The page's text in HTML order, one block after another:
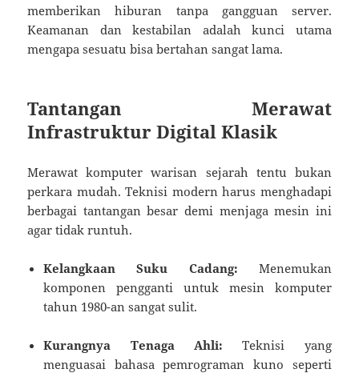
memberikan hiburan tanpa gangguan server.
Keamanan dan kestabilan adalah kunci utama
mengapa sesuatu bisa bertahan sangat lama.
Tantangan Merawat
Infrastruktur Digital Klasik
Merawat komputer warisan sejarah tentu bukan
perkara mudah. Teknisi modern harus menghadapi
berbagai tantangan besar demi menjaga mesin ini
agar tidak runtuh.
Kelangkaan Suku Cadang: Menemukan
komponen pengganti untuk mesin komputer
tahun 1980-an sangat sulit.
Kurangnya Tenaga Ahli: Teknisi yang
menguasai bahasa pemrograman kuno seperti